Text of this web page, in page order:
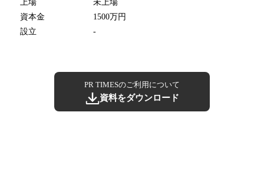
上場
未上場
資本金
1500万円
設立
-
PR TIMESのご利用について
資料をダウンロード